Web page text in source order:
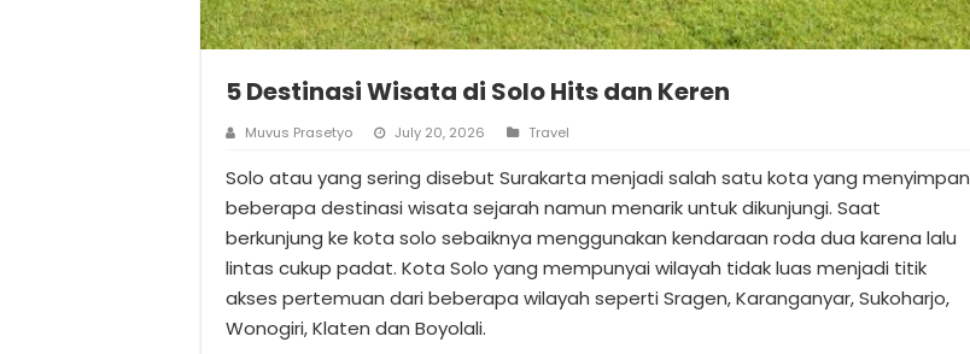
5 Destinasi Wisata di Solo Hits dan Keren
Muvus Prasetyo July 20, 2026 Travel
Solo atau yang sering disebut Surakarta menjadi salah satu kota yang menyimpan
beberapa destinasi wisata sejarah namun menarik untuk dikunjungi. Saat
berkunjung ke kota solo sebaiknya menggunakan kendaraan roda dua karena lalu
lintas cukup padat. Kota Solo yang mempunyai wilayah tidak luas menjadi titik
akses pertemuan dari beberapa wilayah seperti Sragen, Karanganyar, Sukoharjo,
Wonogiri, Klaten dan Boyolali.